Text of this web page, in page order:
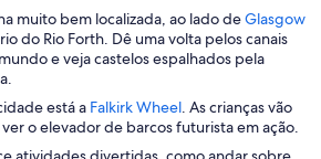
muito bem localizada, ao lado deGlasgow
do Rio Forth. Dê uma volta pelos canais
e veja castelos espalhados pela
está a Falkirk WheelA
b
. As crianças vão
o elevador de barcos futurista em ação.